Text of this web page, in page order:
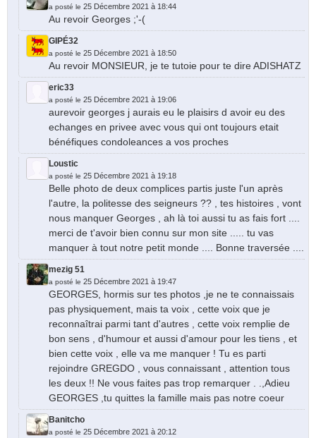
a posté le 25 Décembre 2021 à 18:44
Au revoir Georges ;'-(
GIPÉ32
a posté le 25 Décembre 2021 à 18:50
Au revoir MONSIEUR, je te tutoie pour te dire ADISHATZ
eric33
a posté le 25 Décembre 2021 à 19:06
aurevoir georges j aurais eu le plaisirs d avoir eu des
echanges en privee avec vous qui ont toujours etait
bénéfiques condoleances a vos proches
Loustic
a posté le 25 Décembre 2021 à 19:18
Belle photo de deux complices partis juste l'un après
l'autre, la politesse des seigneurs ?? , tes histoires , vont
nous manquer Georges , ah là toi aussi tu as fais fort ....
merci de t'avoir bien connu sur mon site ..... tu vas
manquer à tout notre petit monde .... Bonne traversée ....
mezig 51
a posté le 25 Décembre 2021 à 19:47
GEORGES, hormis sur tes photos ,je ne te connaissais
pas physiquement, mais ta voix , cette voix que je
reconnaîtrai parmi tant d'autres , cette voix remplie de
bon sens , d'humour et aussi d'amour pour les tiens , et
bien cette voix , elle va me manquer ! Tu es parti
rejoindre GREGDO , vous connaissant , attention tous
les deux !! Ne vous faites pas trop remarquer . .,Adieu
GEORGES ,tu quittes la famille mais pas notre coeur
Banitcho
a posté le 25 Décembre 2021 à 20:12